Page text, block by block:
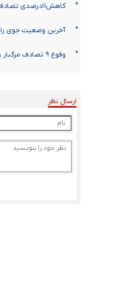
کاهش۱۱درصدی تصادفات جاده ای در محورهای مواصلاتی آذربایجان غربی
آخرین وضعیت جوی
وقوع ۹ تصادف مرگبار و ۱۱ فوتی در تهران در هفته‌ای که گذشت
ارسال نظر